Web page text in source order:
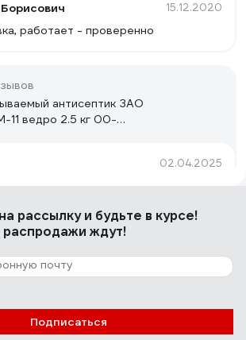
15.12.2020
работает - проверенно
антисептик ЗАО
11 ведро 2.5 кг 00-
02.04.2025
купорос 1кг. 750
р. переплачивать за
не готов. А в целом это лучшее
430 Eco 5 кг Н-430-5/
на рассылкуи будьте в курсе!
распродажи ждут!
Подписаться